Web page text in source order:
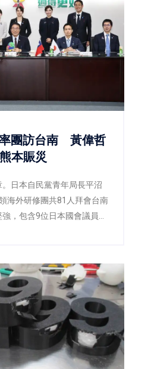
團訪台南 黃偉哲
本賑災
日本自民黨青年局長平沼
海外研修團共81人拜會台南
，包含9位日本國會議員，
就城市交流、青年互動及
也共同關注日前熊本強震
個人名義捐出新台幣10萬
「0728日本熊本賑災專
力量，協助災區儘速重